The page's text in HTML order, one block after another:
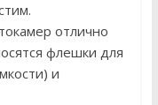
отлично
флешки для
и